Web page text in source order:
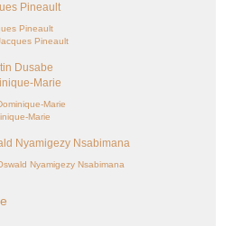
Pineault
Pineault
Pineault
Dusabe
Marie
Marie
Marie
Nyamigezy Nsabimana
Nyamigezy Nsabimana